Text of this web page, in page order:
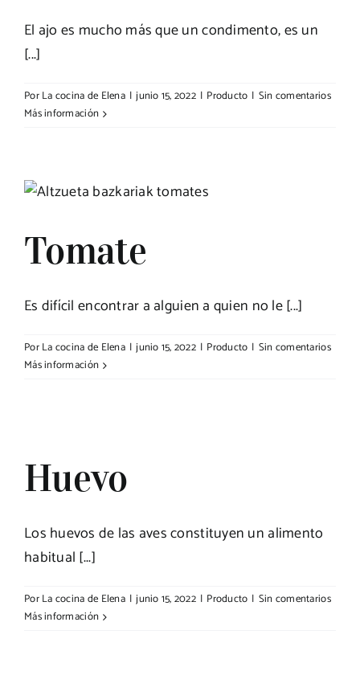
El ajo es mucho más que un condimento, es un
[...]
PorLa cocina de Elena | junio 15, 2022 | Producto | Sin comentarios
Más información
Tomate
Es difícil encontrar a alguien a quien no le [...]
PorLa cocina de Elena | junio 15, 2022 | Producto | Sin comentarios
Más información
Huevo
Los huevos de las aves constituyen un alimento
habitual [...]
PorLa cocina de Elena | junio 15, 2022 | Producto | Sin comentarios
Más información